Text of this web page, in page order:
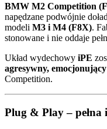
BMW M2 Competition
napędzane podwójnie
modeli M3 i M4 (F8X).
stonowane i nie oddaje
Układ wydechowy iPE
agresywny,
Competition.
Plug & Play – pełna